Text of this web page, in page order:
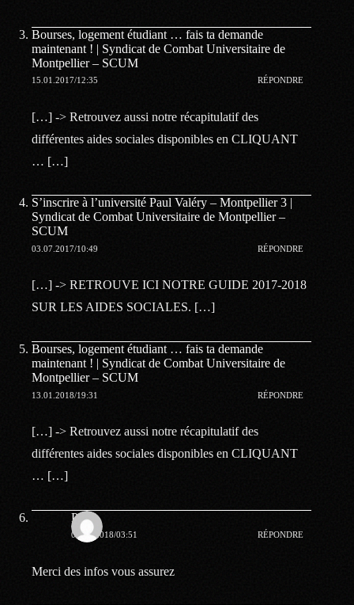
Bourses, logement étudiant … fais ta demande
maintenant ! | Syndicat de Combat Universitaire de
Montpellier – SCUM
15.01.2017/12:35 RÉPONDRE
[…] -> Retrouvez aussi notre récapitulatif des
différentes aides sociales disponibles en CLIQUANT
… […]
S’inscrire à l’université Paul Valéry – Montpellier 3 |
Syndicat de Combat Universitaire de Montpellier –
SCUM
03.07.2017/10:49 RÉPONDRE
[…] -> RETROUVE ICI NOTRE GUIDE 2017-2018
SUR LES AIDES SOCIALES. […]
Bourses, logement étudiant … fais ta demande
maintenant ! | Syndicat de Combat Universitaire de
Montpellier – SCUM
13.01.2018/19:31 RÉPONDRE
[…] -> Retrouvez aussi notre récapitulatif des
différentes aides sociales disponibles en CLIQUANT
… […]
Paul
01.02.2018/03:51 RÉPONDRE
Merci des infos vous assurez